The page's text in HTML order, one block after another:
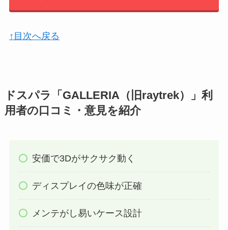
↑目次へ戻る
ドスパラ「GALLERIA（旧raytrek）」利
用者の口コミ・意見を紹介
安価で3Dがサクサク動く
ディスプレイの色味が正確
メンテがし易いケース設計